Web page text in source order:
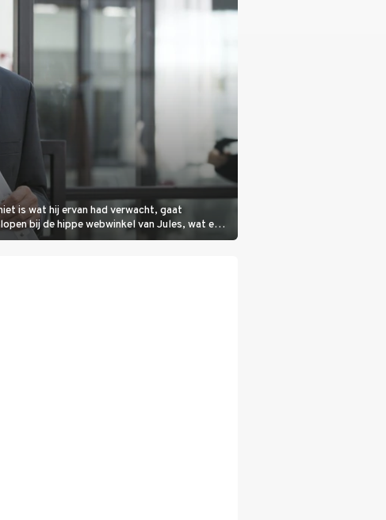
is wat hij ervan had verwacht, gaat
bij de hippe webwinkel van Jules, wat een